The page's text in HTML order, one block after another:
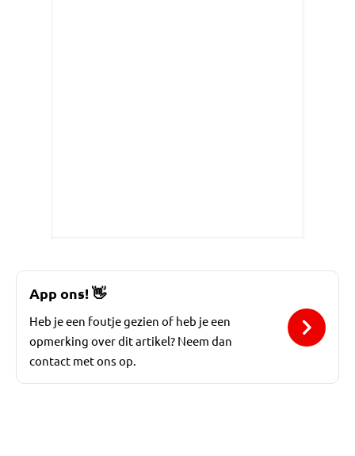
App ons!👋
Heb je een foutje gezien of heb je een
opmerking over dit artikel? Neem dan
contact met ons op.